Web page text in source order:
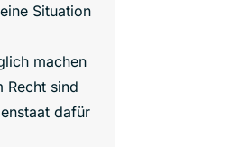
Situation
machen
Recht sind
dafür